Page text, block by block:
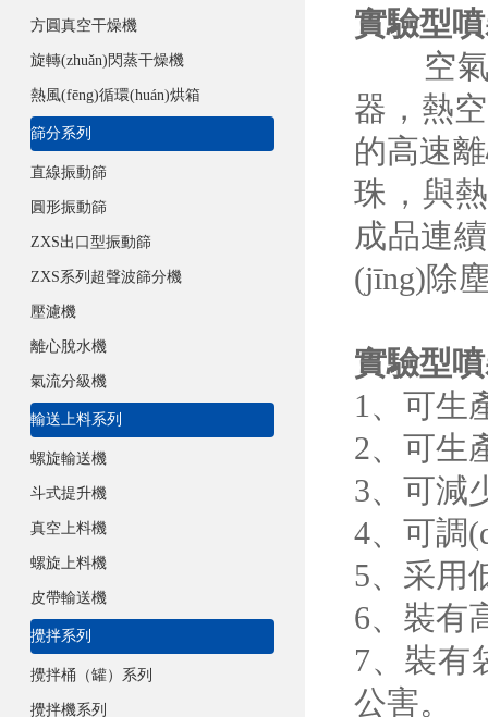
方圓真空干燥機
旋轉(zhuǎn)閃蒸干燥機
熱風(fēng)循環(huán)烘箱
篩分系列
直線振動篩
圓形振動篩
ZXS出口型振動篩
ZXS系列超聲波篩分機
壓濾機
離心脫水機
氣流分級機
輸送上料系列
螺旋輸送機
斗式提升機
真空上料機
螺旋上料機
皮帶輸送機
攪拌系列
攪拌桶（罐）系列
攪拌機系列
實驗型
空氣經
器，
的高速
珠，與
成品連
(jīng)除塵
實驗型
1、可
2、可
3、可
4、
5、
6、裝有
7、
公害。